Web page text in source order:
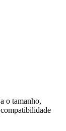
o tamanho,